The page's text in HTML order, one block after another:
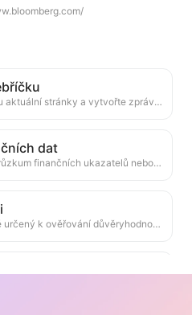
Analyzujte data žebříčku aktuální stránky a vytvořte zprávu o trendech. Identifikujte populární kategorie, rychle rostoucí typy produktů a nové technologie. Poskytněte okamžité tržní poznatky, které vám pomohou pochopit nejnovější trendy produktů a tržní směry.
dat
Provádějte hloubkový průzkum finančních ukazatelů nebo datových bodů zmíněných na aktuální webové stránce v několika spolehlivých zdrojích dat. Poskytujte historické srovnání a odvětvové standardy, které pomáhají uživatelům komplexně porozumět finančnímu stavu a tržnímu výkonu společnosti.
Účinný nástroj speciálně určený k ověřování důvěryhodnosti obsahu webových stránek. Automaticky identifikuje klíčová prohlášení a data a porovnává je se spolehlivými externími zdroji. Hodnotí důvěryhodnost důležitých tvrzení a poskytuje vysvětlení výsledků ověření a odkazy na zdroje faktů. Pomáhá zvyšovat informační gramotnost a předcházet šíření falešných informací.
Nástroj pro vyhledávání názorů a argumentů